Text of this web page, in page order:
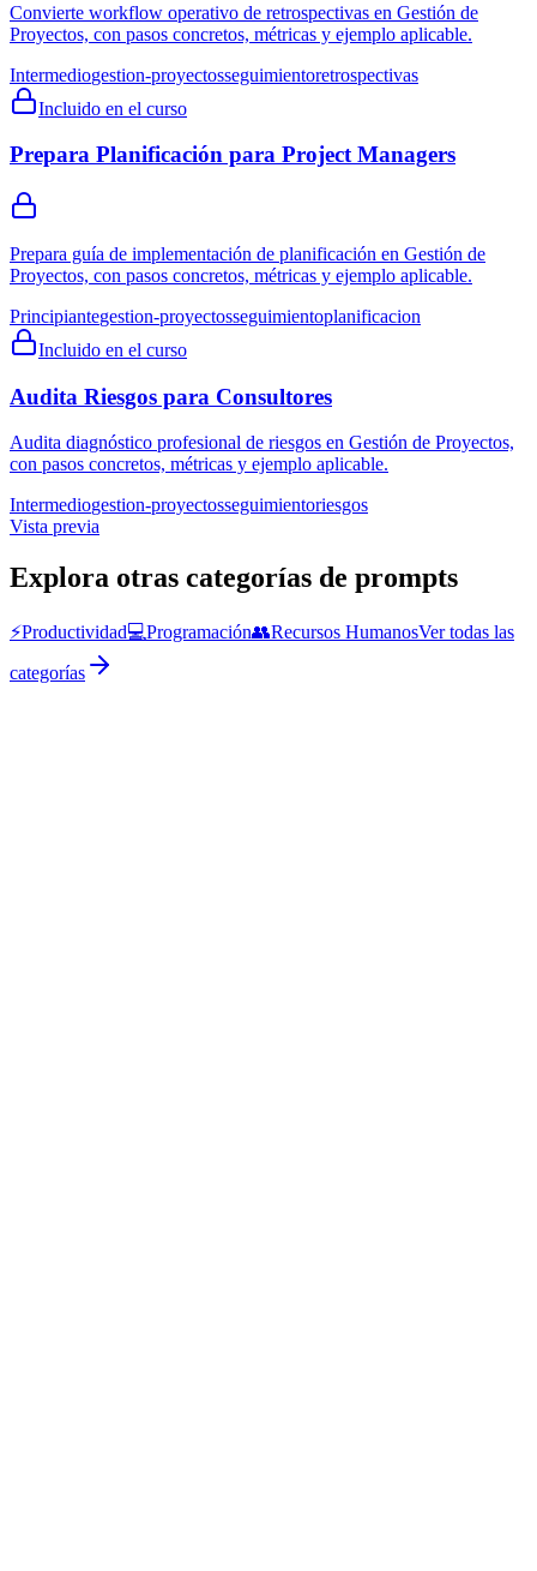
Convierte workflow operativo de retrospectivas en Gestión de
Proyectos, con pasos concretos, métricas y ejemplo aplicable.
Intermediogestion-proyectosseguimientoretrospectivas
Incluido en el curso
Prepara Planificación para Project Managers
Prepara guía de implementación de planificación en Gestión de
Proyectos, con pasos concretos, métricas y ejemplo aplicable.
Principiantegestion-proyectosseguimientoplanificacion
Incluido en el curso
Audita Riesgos para Consultores
Audita diagnóstico profesional de riesgos en Gestión de Proyectos,
con pasos concretos, métricas y ejemplo aplicable.
Intermediogestion-proyectosseguimientoriesgos
Vista previa
Explora otras categorías de prompts
⚡Productividad💻Programación👥Recursos HumanosVer todas las
categorías